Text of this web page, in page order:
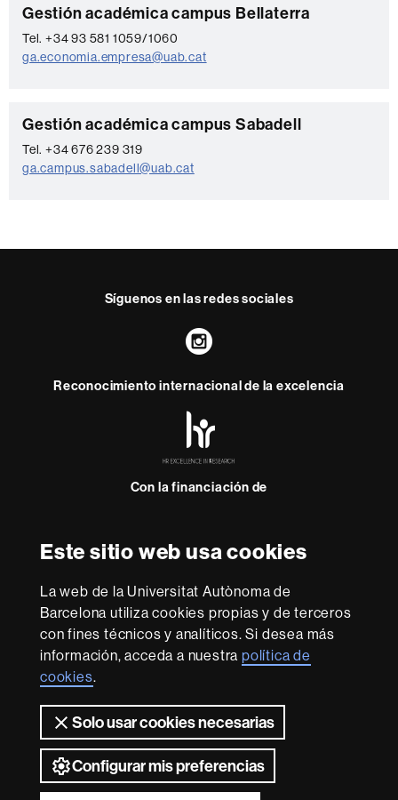
Este sitio web usa cookies
La web de la Universitat Autònoma de
Barcelona utiliza cookies propias y de terceros
con fines técnicos y analíticos. Si desea más
información, acceda a nuestrapolítica de
cookies.
Solo usar cookies necesarias
Configurar mis preferencias
C
o
n
a
c
t
Gestión académica campus Bellaterra
Tel. +34 93 581 1059/1060
ga.economia.empresa@uab.cat
C
o
n
c
Gestión académica campus Sabadell
Tel. +34 676 239 319
ga.campus.sabadell@uab.cat
Síguenos en las redes sociales
Instagram
Reconocimiento internacional de la excelencia
-
Con la financiación de
Sobre
esta
web Aviso legal Protección de datos Sobre el
web Accesibilidad web Mapa del web UAB
Somos una universidad líder que imparte una docencia
adecuada a las necesidades de la sociedad y adaptada a
los nuevos modelos de la Europa del conocimiento. La
UAB es reconocida internacionalmente por la calidad y el
carácter innovador de su investigación.
2026 Universitat Autònoma de Barcelona